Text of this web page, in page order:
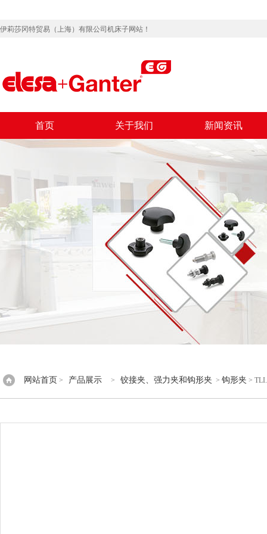
伊莉莎冈特贸易（上海）有限公司机床子网站！
首页 关于我们 新闻资讯
网站首页 > 产品展示 > 铰接夹、强力夹和钩形夹 > 钩形夹 >